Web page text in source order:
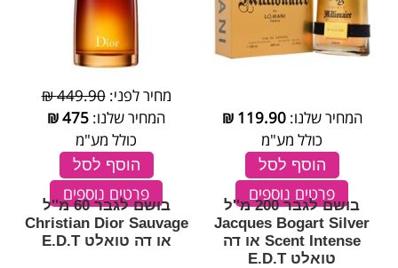
המחיר שלנו:119.90
₪
כולל מע"מ
הוסף לסל
פרטים נוספים
מחיר לפני:449.90 ₪
המחיר שלנו: 475
₪
כולל מע"מ
הוסף לסל
פרטים נוספים
בושם לגבר 200 מ''ל
Jacques Bogart Silver
Scent Intense או דה
טואלט E.D.T
בושם לגבר 60 מ''ל
Christian Dior Sauvage
או דה טואלט E.D.T